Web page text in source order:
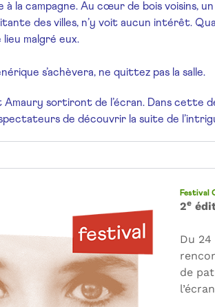
la campagne. Au cœur de bois voisins,
des villes, n’y voit aucun intérêt.
malgré eux.
s’achèvera, ne quittez pas la salle.
Amaury sortiront de l’écran. Dans cette
spectateurs de découvrir la suite de
Festival
2e
Du
de